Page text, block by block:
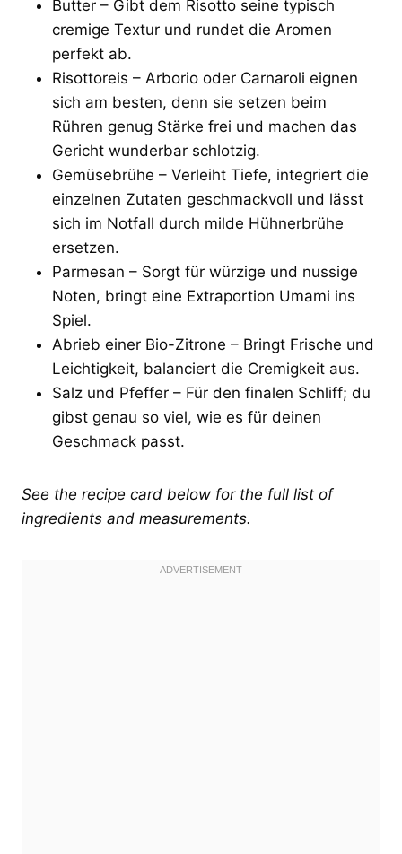
Butter – Gibt dem Risotto seine typisch
cremige Textur und rundet die Aromen
perfekt ab.
Risottoreis – Arborio oder Carnaroli eignen
sich am besten, denn sie setzen beim
Rühren genug Stärke frei und machen das
Gericht wunderbar schlotzig.
Gemüsebrühe – Verleiht Tiefe, integriert die
einzelnen Zutaten geschmackvoll und lässt
sich im Notfall durch milde Hühnerbrühe
ersetzen.
Parmesan – Sorgt für würzige und nussige
Noten, bringt eine Extraportion Umami ins
Spiel.
Abrieb einer Bio-Zitrone – Bringt Frische und
Leichtigkeit, balanciert die Cremigkeit aus.
Salz und Pfeffer – Für den finalen Schliff; du
gibst genau so viel, wie es für deinen
Geschmack passt.
See the recipe card below for the full list of
ingredients and measurements.